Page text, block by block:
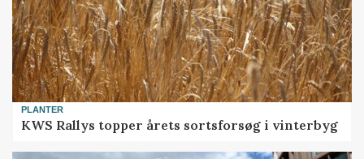
PLANTER
KWS Rallys topper årets sortsforsøg i vinterbyg